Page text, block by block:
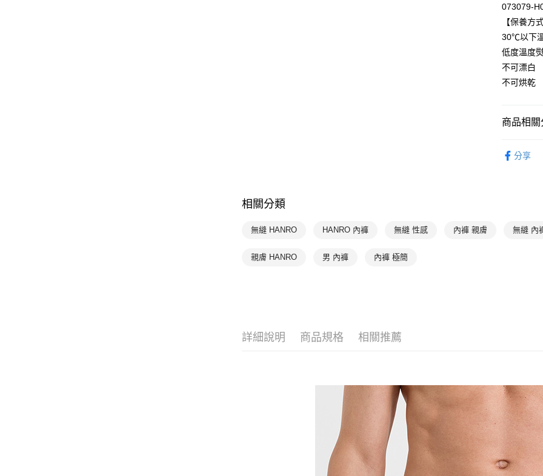
匯豐（
聯邦商
玉山商
台新國
台灣樂
全盈+PAY
ATM付款
運送方式
每筆
付款後萊
宅配
073079-
【保養方
30℃以下
低度溫度
不可漂白
不可烘乾
商品相關
分享
相關分類
無縫 HANRO HANRO 內褲 無縫 性感 內褲 親膚 無縫 內
親膚 HANRO 男 內褲 內褲 極簡
詳細說明 商品規格 相關推薦